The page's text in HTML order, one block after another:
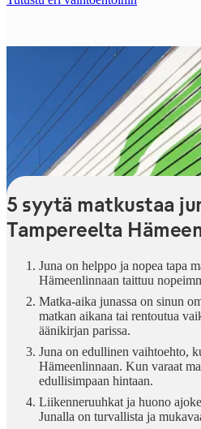
5 syytä matkustaa
Tampereelta
Juna on helppo ja nopea tapa
Hämeenlinnaan taittuu
Matka-aika junassa on sinun
matkan aikana tai rentoutua
äänikirjan parissa.
Juna on edullinen vaihtoehto,
Hämeenlinnaan. Kun varaat
edullisimpaan hintaan.
Liikenneruuhkat ja huono
Junalla on turvallista ja